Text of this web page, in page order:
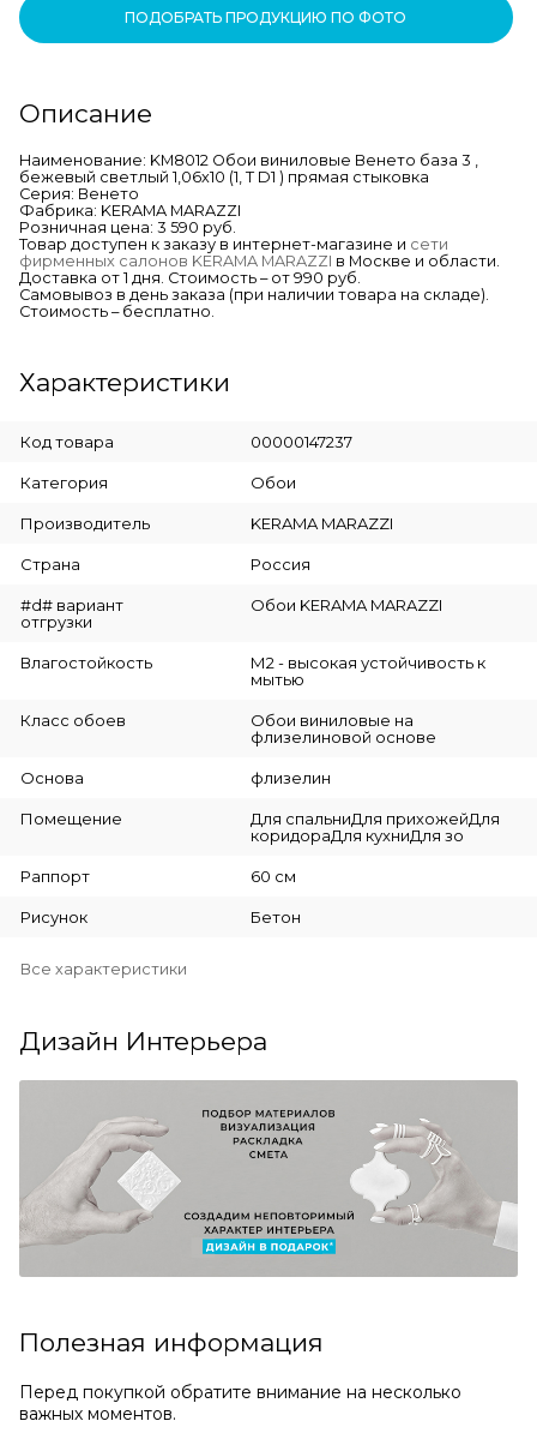
ПОДОБРАТЬ ПРОДУКЦИЮ ПО ФОТО
Описание
Наименование: KM8012 Обои виниловые Венето база 3 ,
бежевый светлый 1,06х10 (1, Т D1 ) прямая стыковка
Серия: Венето
Фабрика: KERAMA MARAZZI
Розничная цена: 3 590 руб.
Товар доступен к заказу в интернет-магазине и сети
фирменных салонов KERAMA MARAZZI в Москве и области.
Доставка от 1 дня. Стоимость – от 990 руб.
Самовывоз в день заказа (при наличии товара на складе).
Стоимость – бесплатно.
Характеристики
Код товара 00000147237
Категория Обои
Производитель KERAMA MARAZZI
Страна Россия
#d# вариант
отгрузки
Обои KERAMA MARAZZI
Влагостойкость
М2 - высокая устойчивость к
мытью
Класс обоев
Обои виниловые на
флизелиновой основе
Основа флизелин
Помещение
Для спальниДля прихожейДля
коридораДля кухниДля зо
Раппорт 60 см
Рисунок Бетон
Все характеристики
Дизайн Интерьера
Полезная информация
Перед покупкой обратите внимание на несколько
важных моментов.